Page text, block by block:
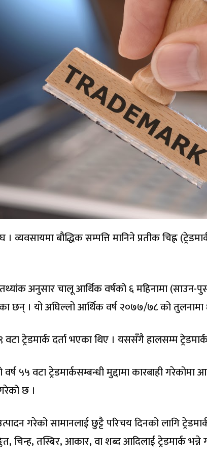
। व्यवसायमा बौद्धिक सम्पत्ति मानिने प्रतीक चिह्न
अनुसार चालू आर्थिक वर्षको ६ महिनामा (साउन-
छन् । यो अघिल्लो आर्थिक वर्ष २०७७/७८ को तुलनामा
वटा ट्रेडमार्क दर्ता भएका थिए । यससँगै हालसम्म
५५ वटा ट्रेडमार्कसम्बन्धी मुद्दामा कारबाही
छ ।
गरेको सामानलाई छुट्टै परिचय दिनको लागि
चिन्ह, तस्बिर, आकार, वा शब्द आदिलाई ट्रेडमार्क भन्ने